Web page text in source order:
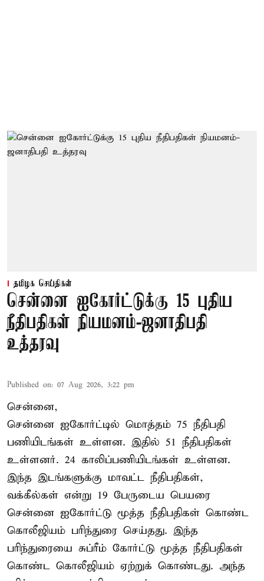
தமிழக செய்திகள்
சென்னை ஐகோர்ட்டுக்கு 15 புதிய
நீதிபதிகள் நியமனம்-ஜனாதிபதி
உத்தரவு
Published on: 07 Aug 2026, 3:22 pm
சென்னை,
சென்னை ஐகோர்ட்டில் மொத்தம் 75 நீதிபதி
பணியிடங்கள் உள்ளன. இதில் 51 நீதிபதிகள்
உள்ளனர். 24 காலிப்பணியிடங்கள் உள்ளன.
இந்த இடங்களுக்கு மாவட்ட நீதிபதிகள்,
வக்கீல்கள் என்று 19 பேருடைய பெயரை
சென்னை ஐகோர்ட்டு மூத்த நீதிபதிகள் கொண்ட
கொலீஜியம் பரிந்துரை செய்தது. இந்த
பரிந்துரையை சுப்ரீம் கோர்ட்டு மூத்த நீதிபதிகள்
கொண்ட கொலீஜியம் ஏற்றுக் கொண்டது. அந்த